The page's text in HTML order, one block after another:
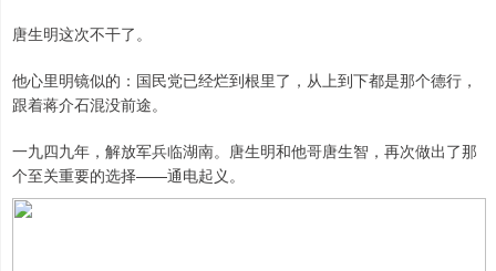
唐生明这次不干了。
他心里明镜似的：国民党已经烂到根里了，从上到下都是那个德行，
跟着蒋介石混没前途。
一九四九年，解放军兵临湖南。唐生明和他哥唐生智，再次做出了那
个至关重要的选择——通电起义。